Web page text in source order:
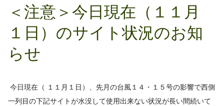
＜注意＞今日現在（１１月
１日）のサイト状況のお知
らせ
今日現在（ １１月１日）、先月の台風１４・１５号の影響で西側
一列目の下記サイトが水没して使用出来ない状況が長い間続いて